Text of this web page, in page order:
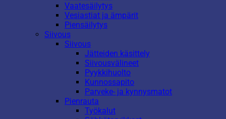
Vaatesäilytys
Vesiastiat ja ämpärit
Piensäilytys
Siivous
Siivous
Jätteiden käsittely
Siivousvälineet
Pyykkihuolto
Kunnossapito
Parveke- ja kynnysmatot
Pienrauta
Työkalut